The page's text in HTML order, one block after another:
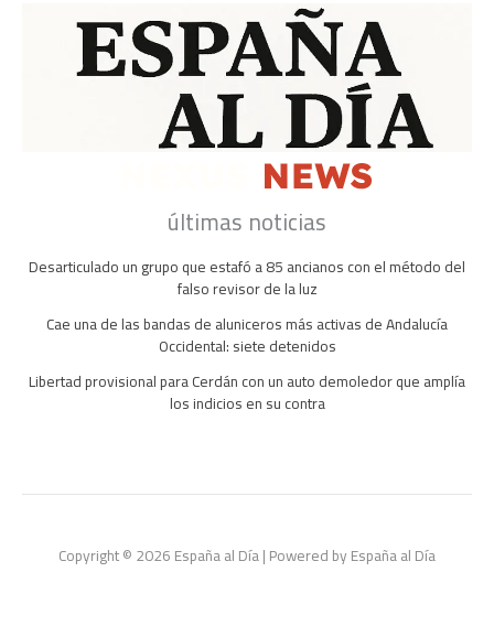
últimas noticias
Desarticulado un grupo que estafó a 85 ancianos con el método del
falso revisor de la luz
Cae una de las bandas de aluniceros más activas de Andalucía
Occidental: siete detenidos
Libertad provisional para Cerdán con un auto demoledor que amplía
los indicios en su contra
Copyright © 2026 España al Día | Powered by España al Día